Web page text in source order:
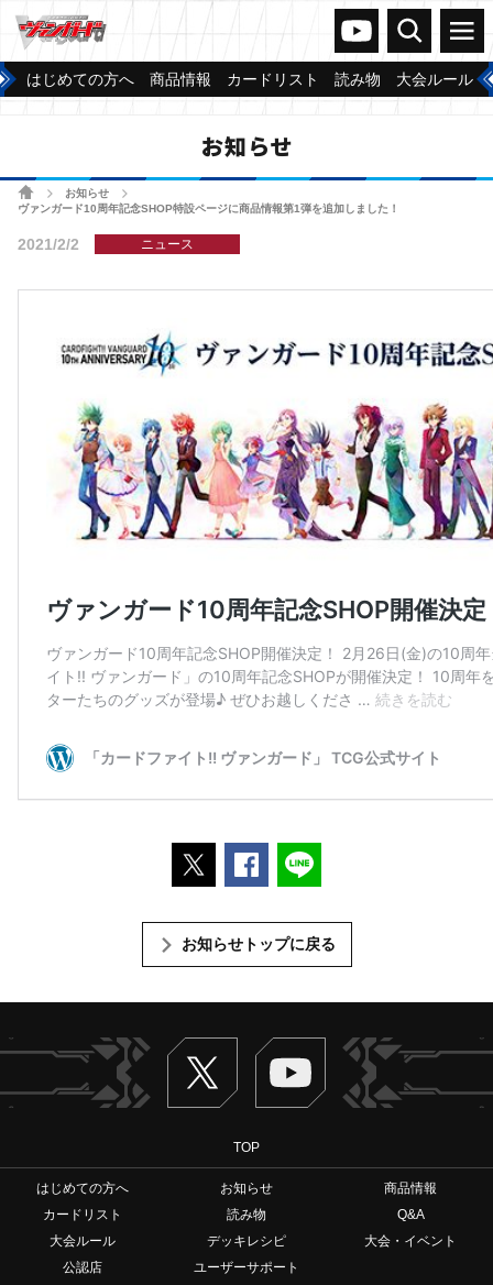
ヴァンガードch
検索 メニュー
はじめての方へ 商品情報 カードリスト 読み物 大会ルール
お知らせ
ホームお知らせ
ヴァンガード10周年記念SHOP特設ページに商品情報第1弾を追加しました！
2021/2/2 ニュース
ポストするFacebookでシェアする
お知らせトップに戻る
Twitter ヴァンガードch
TOP
はじめての方へ お知らせ
商品情報
カードリスト
読み物
Q&A
大会ルール
デッキレシピ
大会・イベント
公認店
ユーザーサポート